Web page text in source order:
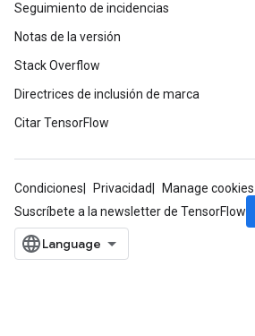
Seguimiento de incidencias
Notas de la versión
Stack Overflow
Directrices de inclusión de marca
Citar TensorFlow
Condiciones Privacidad
Manage cookies
Suscríbete a la newsletter de TensorFlow